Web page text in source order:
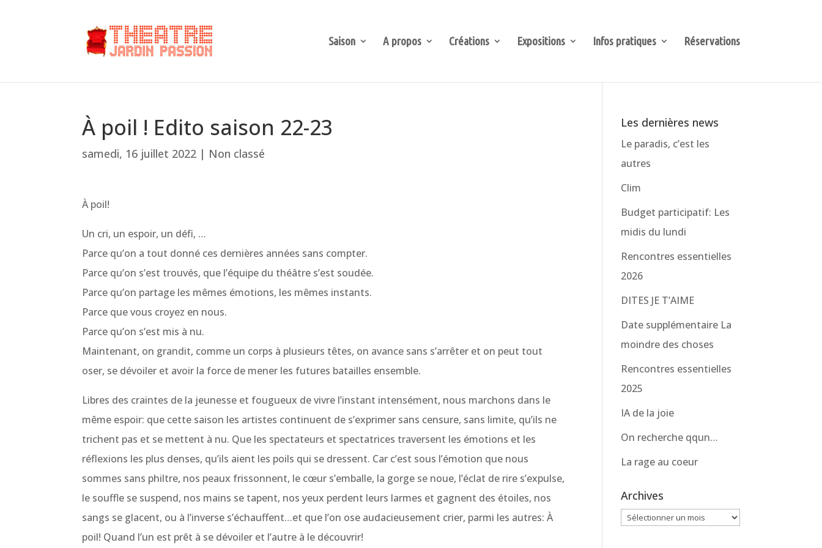
Saison A propos Créations Expositions Infos pratiques Réservations
À poil ! Edito saison 22-23
samedi, 16 juillet 2022 | Non classé
À poil!
Un cri, un espoir, un défi, …
Parce qu’on a tout donné ces dernières années sans compter.
Parce qu’on s’est trouvés, que l’équipe du théâtre s’est soudée.
Parce qu’on partage les mêmes émotions, les mêmes instants.
Parce que vous croyez en nous.
Parce qu’on s’est mis à nu.
Maintenant, on grandit, comme un corps à plusieurs têtes, on avance sans s’arrêter et on peut tout
oser, se dévoiler et avoir la force de mener les futures batailles ensemble.
Libres des craintes de la jeunesse et fougueux de vivre l’instant intensément, nous marchons dans le
même espoir: que cette saison les artistes continuent de s’exprimer sans censure, sans limite, qu’ils ne
trichent pas et se mettent à nu. Que les spectateurs et spectatrices traversent les émotions et les
réflexions les plus denses, qu’ils aient les poils qui se dressent. Car c’est sous l’émotion que nous
sommes sans philtre, nos peaux frissonnent, le cœur s’emballe, la gorge se noue, l’éclat de rire s’expulse,
le souffle se suspend, nos mains se tapent, nos yeux perdent leurs larmes et gagnent des étoiles, nos
sangs se glacent, ou à l’inverse s’échauffent…et que l’on ose audacieusement crier, parmi les autres: À
poil! Quand l’un est prêt à se dévoiler et l’autre à le découvrir!
Les dernières news
Le paradis, c’est les
autres
Clim
Budget participatif: Les
midis du lundi
Rencontres essentielles
2026
DITES JE T’AIME
Date supplémentaire La
moindre des choses
Rencontres essentielles
2025
IA de la joie
On recherche qqun…
La rage au coeur
Archives
Archives